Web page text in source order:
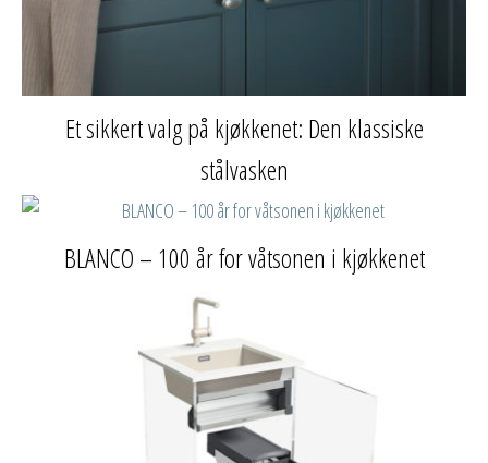
Et sikkert valg på kjøkkenet: Den klassiske
stålvasken
BLANCO – 100 år for våtsonen i kjøkkenet